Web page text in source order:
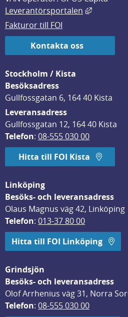
Leverantörsportalen
Länk till
Fakturor till FOI
Kontakta oss
Stockholm / Kista
Besöksadress
Gullfossgatan 6, 164 40 Kista
Leveransadress
Gullfossgatan 12, 164 40 Kista
Telefon: 08-555 030 00
Hitta till FOI Kista
Linköping
Besöks- och leveransadress
Olaus Magnus väg 42, Linköping
Telefon: 013-37 80 00
Hitta till FOI Linköping
Grindsjön
Besöks- och leveransadress
Olof Arrhenius väg 31, Norra
Telefon: 08-555 030 00